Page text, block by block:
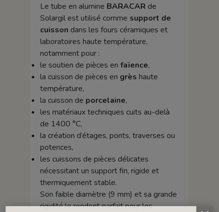
Le tube en alumine BARACAR de
Solargil est utilisé comme support de
cuisson dans les fours céramiques et
laboratoires haute température,
notamment pour :
le soutien de pièces en faïence,
la cuisson de pièces en grès haute
température,
la cuisson de porcelaine,
les matériaux techniques cuits au-delà
de 1400 °C,
la création d’étages, ponts, traverses ou
potences,
les cuissons de pièces délicates
nécessitant un support fin, rigide et
thermiquement stable.
Son faible diamètre (9 mm) et sa grande
rigidité le rendent parfait pour les